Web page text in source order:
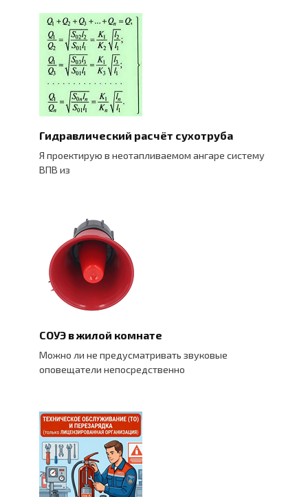
Гидравлический расчёт сухотруба
Я проектирую в неотапливаемом ангаре систему
ВПВ из
СОУЭ в жилой комнате
Можно ли не предусматривать звуковые
оповещатели непосредственно